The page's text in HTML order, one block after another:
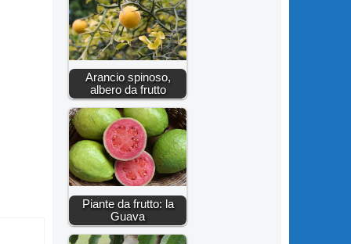
Arancio spinoso,
albero da frutto
Piante da frutto: la
Guava